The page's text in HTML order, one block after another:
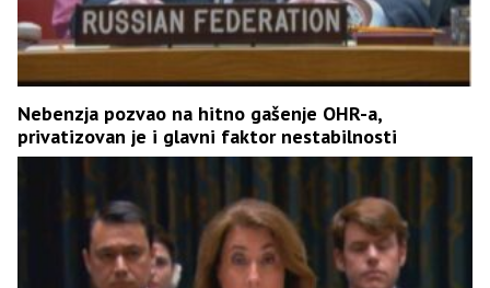
Nebenzja pozvao na hitno gašenje OHR-a,
privatizovan je i glavni faktor nestabilnosti